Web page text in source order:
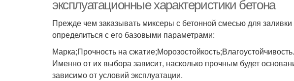
эксплуатационные характеристики бетона
Прежде чем заказывать миксеры с бетонной смесью для
определиться с его базовыми параметрами:
Марка;Прочность на сжатие;Морозостойкость;Влагоустойчивость.
Именно от их выбора зависит, насколько прочным будет
зависимо от условий эксплуатации.